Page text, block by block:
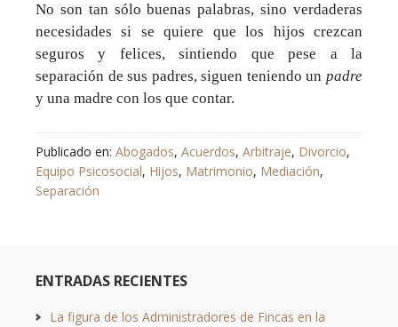
No son tan sólo buenas palabras, sino verdaderas
necesidades si se quiere que los hijos crezcan
seguros y felices, sintiendo que pese a la
separación de sus padres, siguen teniendo un padre
y una madre con los que contar.
Publicado en: Abogados, Acuerdos, Arbitraje, Divorcio,
Equipo Psicosocial, Hijos, Matrimonio, Mediación,
Separación
ENTRADAS RECIENTES
La figura de los Administradores de Fincas en la